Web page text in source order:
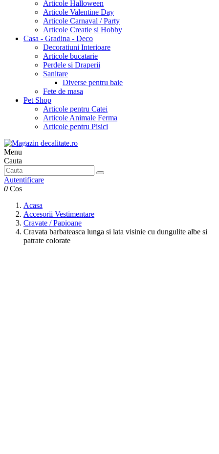
Articole Halloween
Articole Valentine Day
Articole Carnaval / Party
Articole Creatie si Hobby
Casa - Gradina - Deco
Decoratiuni Interioare
Articole bucatarie
Perdele si Draperii
Sanitare
Diverse pentru baie
Fete de masa
Pet Shop
Articole pentru Catei
Articole Animale Ferma
Articole pentru Pisici
Menu
Cauta
Autentificare
0 Cos
Acasa
Accesorii Vestimentare
Cravate / Papioane
Cravata barbateasca lunga si lata visinie cu dungulite albe si
patrate colorate